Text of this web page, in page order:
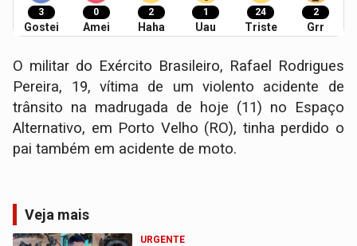
3
Gostei
0
Amei
2
Haha
1
Uau
24
Triste
2
Grr
O militar do Exército Brasileiro, Rafael Rodrigues
Pereira, 19, vítima de um violento acidente de
trânsito na madrugada de hoje (11) no Espaço
Alternativo, em Porto Velho (RO), tinha perdido o
pai também em acidente de moto.
Veja mais
URGENTE